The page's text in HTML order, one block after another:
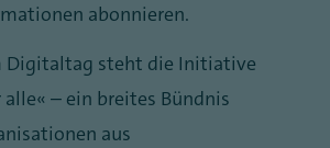
abonnieren.
Digitaltag steht die Initiative
– ein breites Bündnis
aus